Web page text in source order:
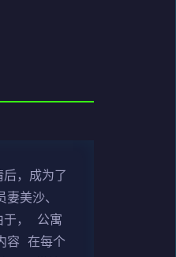
，成为了
美沙、
于， 公寓
容 在每个